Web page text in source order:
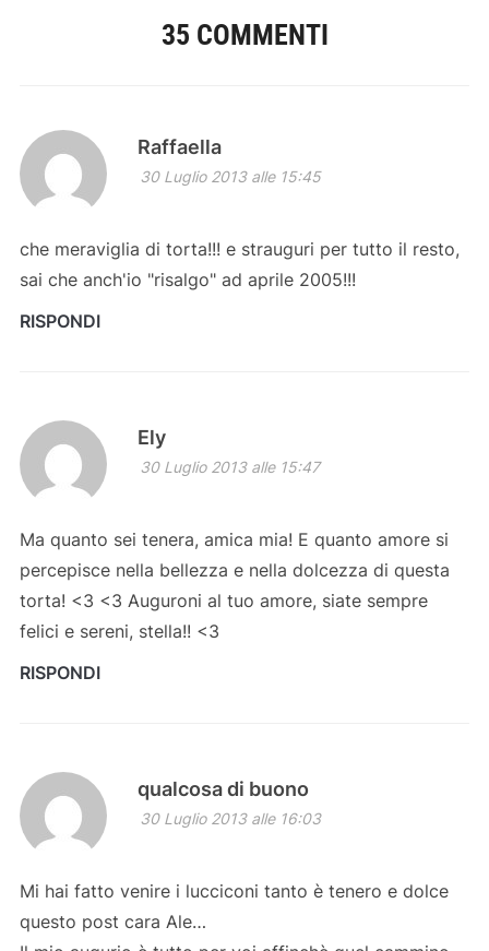
35 COMMENTI
Raffaella
30 Luglio 2013 alle 15:45
che meraviglia di torta!!! e strauguri per tutto il resto,
sai che anch'io "risalgo" ad aprile 2005!!!
RISPONDI
Ely
30 Luglio 2013 alle 15:47
Ma quanto sei tenera, amica mia! E quanto amore si
percepisce nella bellezza e nella dolcezza di questa
torta! <3 <3 Auguroni al tuo amore, siate sempre
felici e sereni, stella!! <3
RISPONDI
qualcosa di buono
30 Luglio 2013 alle 16:03
Mi hai fatto venire i lucciconi tanto è tenero e dolce
questo post cara Ale…